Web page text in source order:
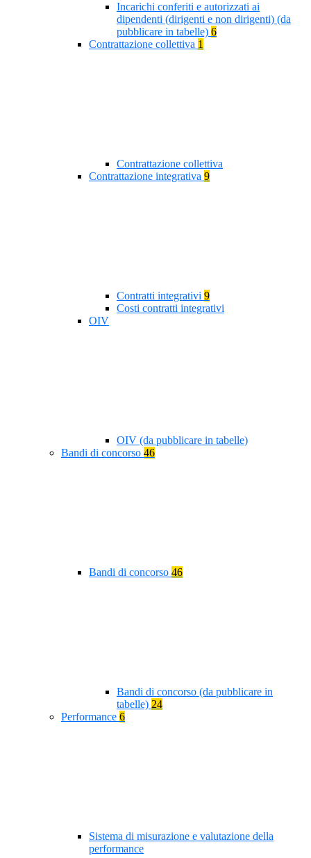
Incarichi conferiti e autorizzati ai
dipendenti (dirigenti e non dirigenti) (da
pubblicare in tabelle) 6
Contrattazione collettiva 1
Contrattazione collettiva
Contrattazione integrativa 9
Contratti integrativi 9
Costi contratti integrativi
OIV
OIV (da pubblicare in tabelle)
Bandi di concorso 46
Bandi di concorso 46
Bandi di concorso (da pubblicare in
tabelle) 24
Performance 6
Sistema di misurazione e valutazione della
performance